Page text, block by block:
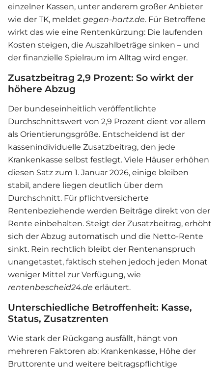
einzelner Kassen, unter anderem großer Anbieter
wie der TK, meldet gegen-hartz.de. Für Betroffene
wirkt das wie eine Rentenkürzung: Die laufenden
Kosten steigen, die Auszahlbeträge sinken – und
der finanzielle Spielraum im Alltag wird enger.
Zusatzbeitrag 2,9 Prozent: So wirkt der
höhere Abzug
Der bundeseinheitlich veröffentlichte
Durchschnittswert von 2,9 Prozent dient vor allem
als Orientierungsgröße. Entscheidend ist der
kassenindividuelle Zusatzbeitrag, den jede
Krankenkasse selbst festlegt. Viele Häuser erhöhen
diesen Satz zum 1. Januar 2026, einige bleiben
stabil, andere liegen deutlich über dem
Durchschnitt. Für pflichtversicherte
Rentenbeziehende werden Beiträge direkt von der
Rente einbehalten. Steigt der Zusatzbeitrag, erhöht
sich der Abzug automatisch und die Netto-Rente
sinkt. Rein rechtlich bleibt der Rentenanspruch
unangetastet, faktisch stehen jedoch jeden Monat
weniger Mittel zur Verfügung, wie
rentenbescheid24.de erläutert.
Unterschiedliche Betroffenheit: Kasse,
Status, Zusatzrenten
Wie stark der Rückgang ausfällt, hängt von
mehreren Faktoren ab: Krankenkasse, Höhe der
Bruttorente und weitere beitragspflichtige